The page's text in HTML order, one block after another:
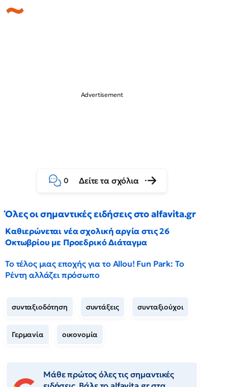
0 Δείτε τα σχόλια
Όλες οι σημαντικές ειδήσεις στο alfavita.gr
Καθιερώνεται νέα σχολική αργία στις 26
Οκτωβρίου με Προεδρικό Διάταγμα
Το τέλος μιας εποχής για το Allou! Fun Park: Το
Ρέντη αλλάζει πρόσωπο
συνταξιοδότηση συντάξεις συνταξιούχοι
Γερμανία οικονομία
Μάθε πρώτος όλες τις σημαντικές